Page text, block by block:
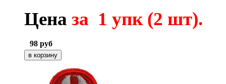
Цена за 1 упк (2 шт).
98 руб